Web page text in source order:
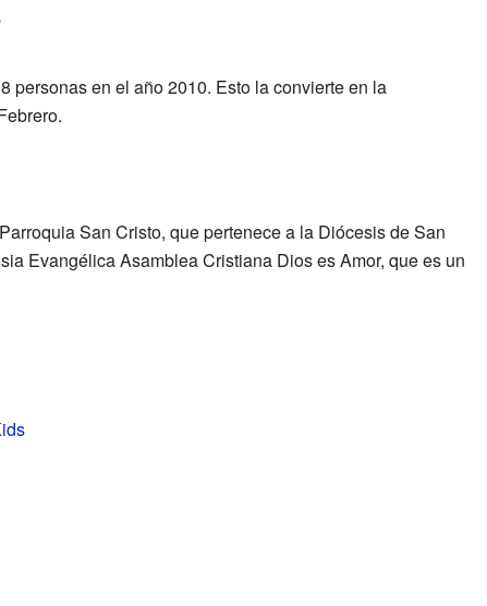
personas en el año 2010. Esto la convierte en la
San Cristo, que pertenece a la Diócesis de San
Evangélica Asamblea Cristiana Dios es Amor, que es un